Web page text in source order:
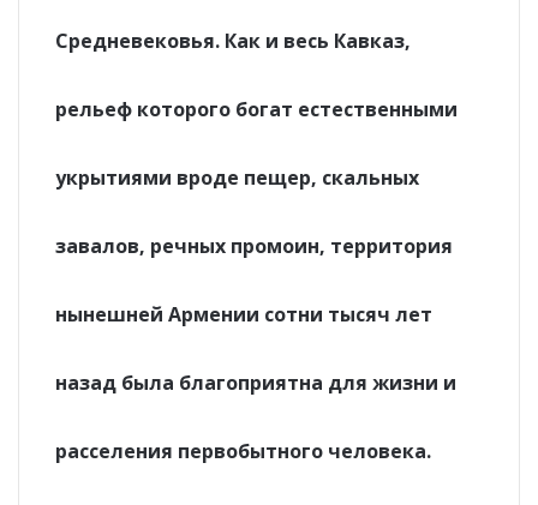
Средневековья. Как и весь Кавказ,
рельеф которого богат естественными
укрытиями вроде пещер, скальных
завалов, речных промоин, территория
нынешней Армении сотни тысяч лет
назад была благоприятна для жизни и
расселения первобытного человека.